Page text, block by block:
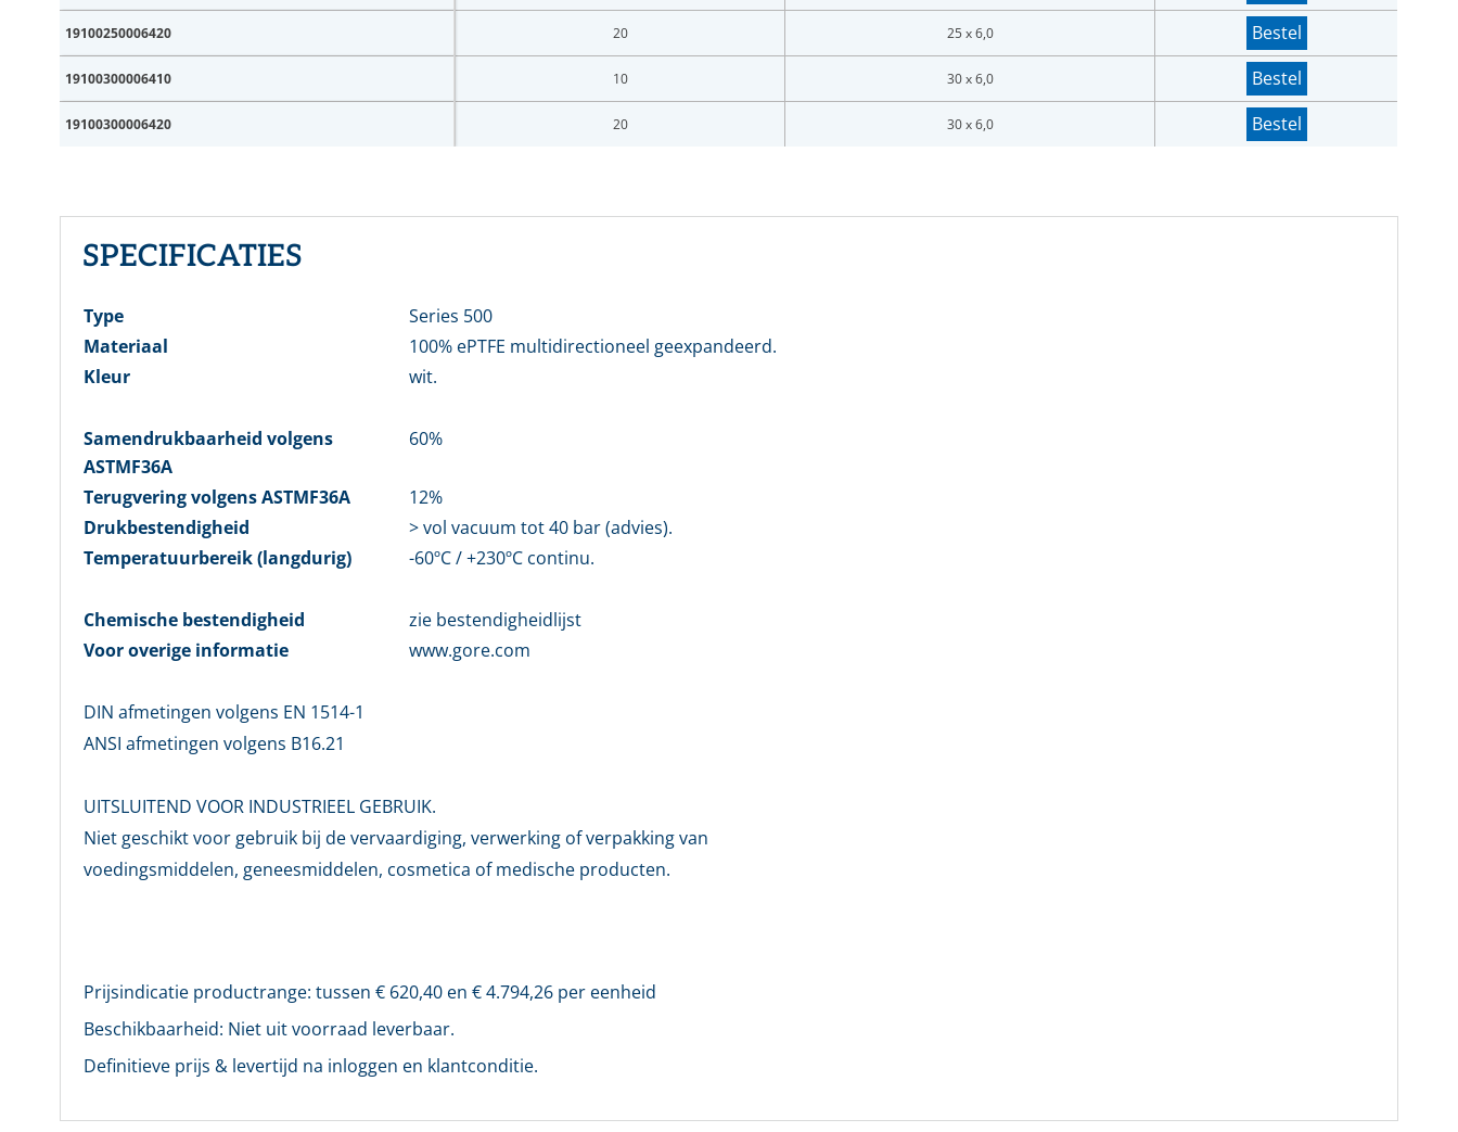
19100250006420 20 25 x 6,0 Bestel
19100300006410 10 30 x 6,0 Bestel
19100300006420 20 30 x 6,0 Bestel
SPECIFICATIES
Type
Series 500
Materiaal
100% ePTFE multidirectioneel geexpandeerd.
Kleur
wit.
Samendrukbaarheid volgens
ASTMF36A
60%
Terugvering volgens ASTMF36A
12%
Drukbestendigheid
> vol vacuum tot 40 bar (advies).
Temperatuurbereik (langdurig)
-60ºC / +230ºC continu.
Chemische bestendigheid
zie bestendigheidlijst
Voor overige informatie
www.gore.com
DIN afmetingen volgens EN 1514-1
ANSI afmetingen volgens B16.21
UITSLUITEND VOOR INDUSTRIEEL GEBRUIK.
Niet geschikt voor gebruik bij de vervaardiging, verwerking of verpakking van
voedingsmiddelen, geneesmiddelen, cosmetica of medische producten.
Prijsindicatie productrange: tussen € 620,40 en €4.794,26 per eenheid
Beschikbaarheid: Niet uit voorraad leverbaar.
Definitieve prijs & levertijd na inloggen en klantconditie.